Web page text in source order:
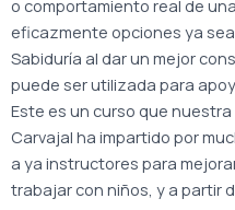
o comportamiento real de
eficazmente opciones ya
Sabiduría al dar un mejor
puede ser utilizada para
Este es un curso que
Carvajal ha impartido por
a ya instructores para
trabajar con niños, y a partir